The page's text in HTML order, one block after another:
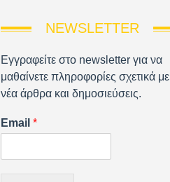
NEWSLETTER
Εγγραφείτε στο newsletter για να
μαθαίνετε πληροφορίες σχετικά με
νέα άρθρα και δημοσιεύσεις.
Email*